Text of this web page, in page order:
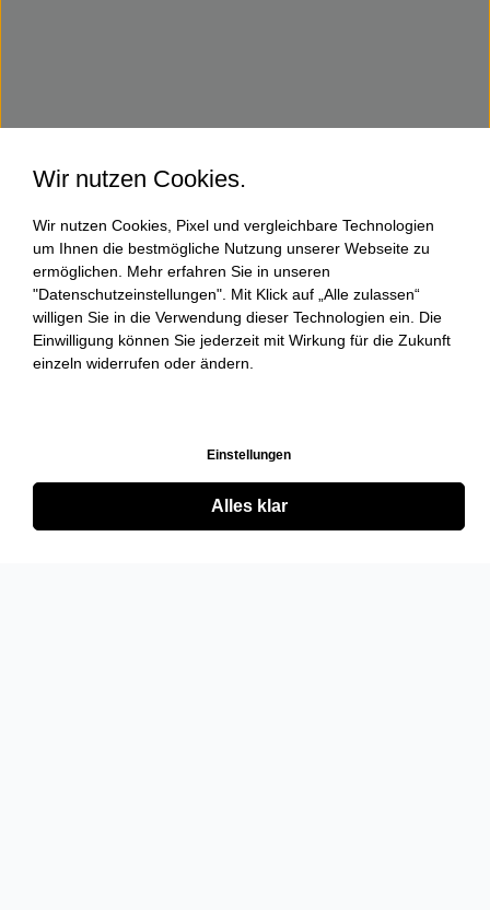
Wir nutzen Cookies.
Wir nutzen Cookies, Pixel und vergleichbare Technologien
um Ihnen die bestmögliche Nutzung unserer Webseite zu
ermöglichen. Mehr erfahren Sie in unseren
"Datenschutzeinstellungen". Mit Klick auf „Alle zulassen“
willigen Sie in die Verwendung dieser Technologien ein. Die
Einwilligung können Sie jederzeit mit Wirkung für die Zukunft
einzeln widerrufen oder ändern.
Einstellungen
Alles klar